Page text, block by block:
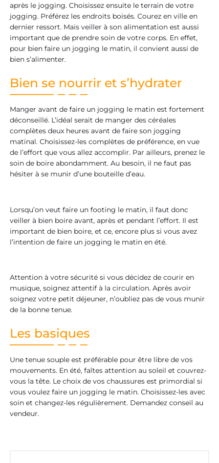
après le jogging. Choisissez ensuite le terrain de votre
jogging. Préférez les endroits boisés. Courez en ville en
dernier ressort. Mais veiller à son alimentation est aussi
important que de prendre soin de votre corps. En effet,
pour bien faire un jogging le matin, il convient aussi de
bien s’alimenter.
Bien se nourrir et s’hydrater
Manger avant de faire un jogging le matin est fortement
déconseillé. L’idéal serait de manger des céréales
complètes deux heures avant de faire son jogging
matinal. Choisissez-les complètes de préférence, en vue
de l’effort que vous allez accomplir. Par ailleurs, prenez le
soin de boire abondamment. Au besoin, il ne faut pas
hésiter à se munir d’une bouteille d’eau.
Lorsqu’on veut faire un footing le matin, il faut donc
veiller à bien boire avant, après et pendant l’effort. Il est
important de bien boire, et ce, encore plus si vous avez
l’intention de faire un jogging le matin en été.
Attention à votre sécurité si vous décidez de courir en
musique, soignez attentif à la circulation. Après avoir
soignez votre petit déjeuner, n’oubliez pas de vous munir
de la bonne tenue.
Les basiques
Une tenue souple est préférable pour être libre de vos
mouvements. En été, faîtes attention au soleil et couvrez-
vous la tête. Le choix de vos chaussures est primordial si
vous voulez faire un jogging le matin. Choisissez-les avec
soin et changez-les régulièrement. Demandez conseil au
vendeur.